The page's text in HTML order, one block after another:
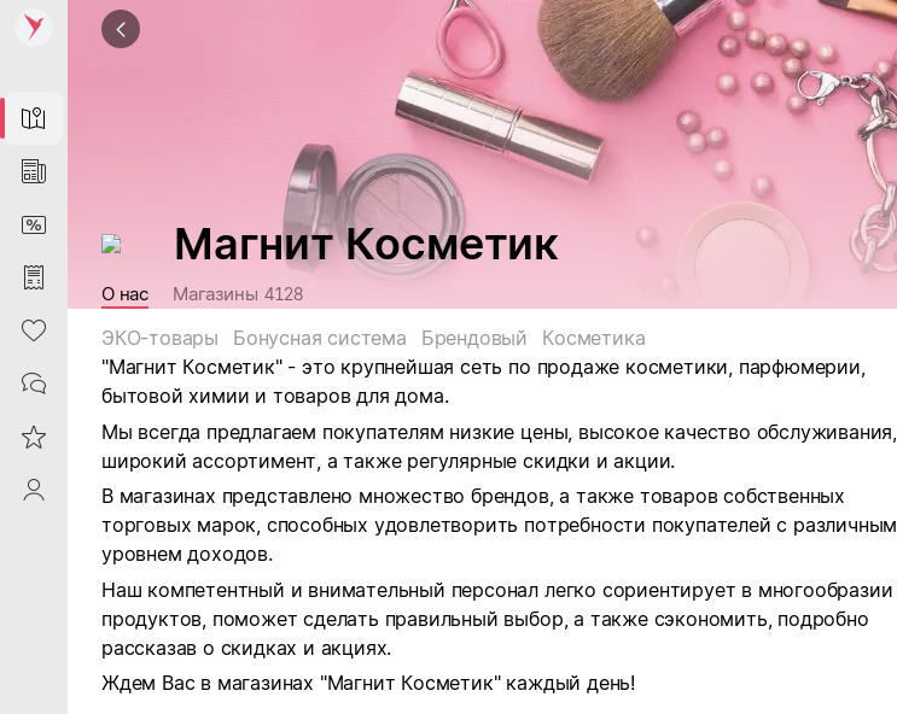
Map
News
DiscountCard
Purchases
Heart
Contacts
Reviews
ProfileSaby
Магнит Косметик
О нас Магазины 4128
ЭКО-товары Бонусная система Брендовый
Косметика
"Магнит Косметик" - это крупнейшая сеть по продаже косметики, парфюмерии,
бытовой химии и товаров для дома.
Мы всегда предлагаем покупателям низкие цены, высокое качество обслуживания,
широкий ассортимент, а также регулярные скидки и акции.
В магазинах представлено множество брендов, а также товаров собственных
торговых марок, способных удовлетворить потребности покупателей с различным
уровнем доходов.
Наш компетентный и внимательный персонал легко сориентирует в многообразии
продуктов, поможет сделать правильный выбор, а также сэкономить, подробно
рассказав о скидках и акциях.
Ждем Вас в магазинах "Магнит Косметик" каждый день!